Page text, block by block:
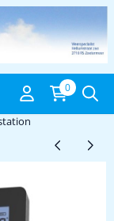
les paramètres
0